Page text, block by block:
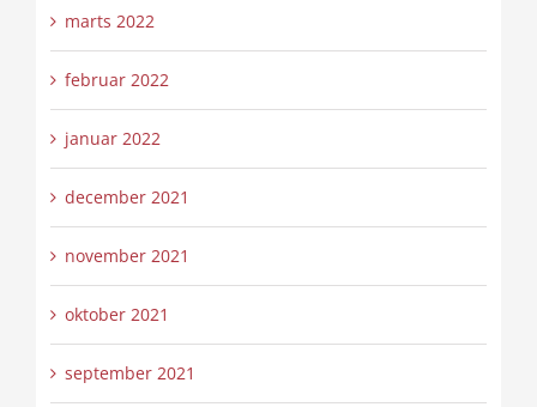
marts 2022
februar 2022
januar 2022
december 2021
november 2021
oktober 2021
september 2021